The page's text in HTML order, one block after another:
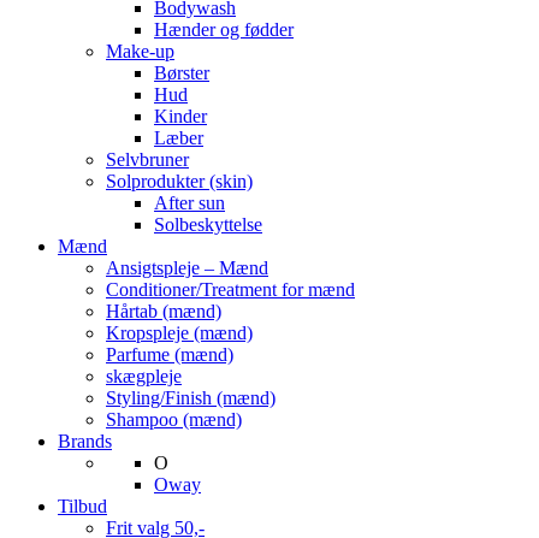
Bodywash
Hænder og fødder
Make-up
Børster
Hud
Kinder
Læber
Selvbruner
Solprodukter (skin)
After sun
Solbeskyttelse
Mænd
Ansigtspleje – Mænd
Conditioner/Treatment for mænd
Hårtab (mænd)
Kropspleje (mænd)
Parfume (mænd)
skægpleje
Styling/Finish (mænd)
Shampoo (mænd)
Brands
O
Oway
Tilbud
Frit valg 50,-